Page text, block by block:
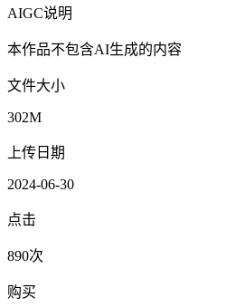
AIGC说明
本作品不包含AI生成的内容
文件大小
302M
上传日期
2024-06-30
点击
890次
购买